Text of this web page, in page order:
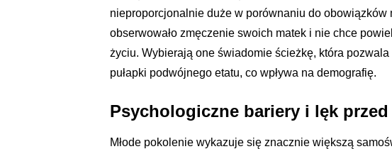
nieproporcjonalnie duże w porównaniu do obowiązków
obserwowało zmęczenie swoich matek i nie chce
życiu. Wybierają one świadomie ścieżkę, która
pułapki podwójnego etatu, co wpływa na demografię.
Psychologiczne bariery i lęk
Młode pokolenie wykazuje się znacznie większą